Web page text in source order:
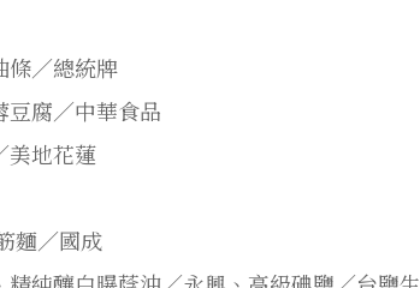
條／總統牌
腐／中華食品
美地花蓮
麵／國成